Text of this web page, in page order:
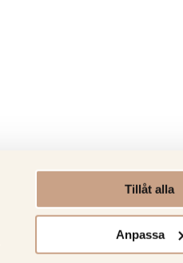
Tillåt alla
Anpassa